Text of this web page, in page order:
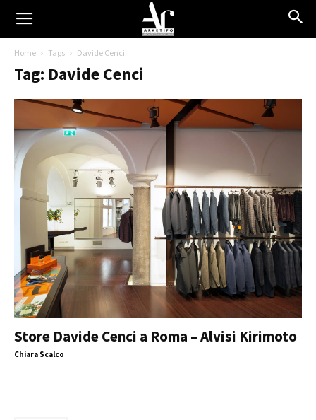
Home Tags Davide Cenci
Tag: Davide Cenci
Store Davide Cenci a Roma – Alvisi Kirimoto
Chiara Scalco